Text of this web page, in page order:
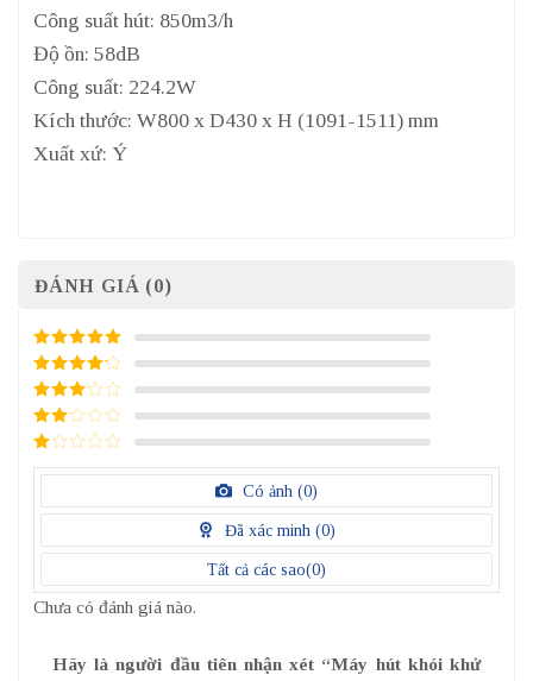
Công suất hút: 850m3/h
Độ ồn: 58dB
Công suất: 224.2W
Kích thước: W800 x D430 x H (1091-1511) mm
Xuất xứ: Ý
ĐÁNH GIÁ (0)
5/ 5 điểm
4/ 5
điểm
3/ 5
điểm
2/
điểm
1
điểm
Có ảnh (0)
Đã xác minh (0)
Tất cả các sao(0)
Chưa có đánh giá nào.
Hãy là người đầu tiên nhận xét “Máy hút khói khử